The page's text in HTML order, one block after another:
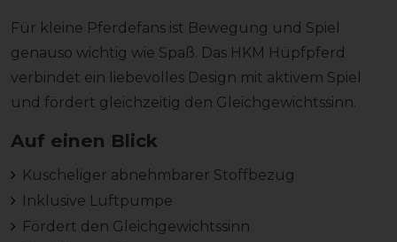
Für kleine Pferdefans ist Bewegung und Spiel
genauso wichtig wie Spaß. Das HKM Hüpfpferd
verbindet ein liebevolles Design mit aktivem Spiel
und fördert gleichzeitig den Gleichgewichtssinn.
Auf einen Blick
Kuscheliger abnehmbarer Stoffbezug
Inklusive Luftpumpe
Fördert den Gleichgewichtssinn